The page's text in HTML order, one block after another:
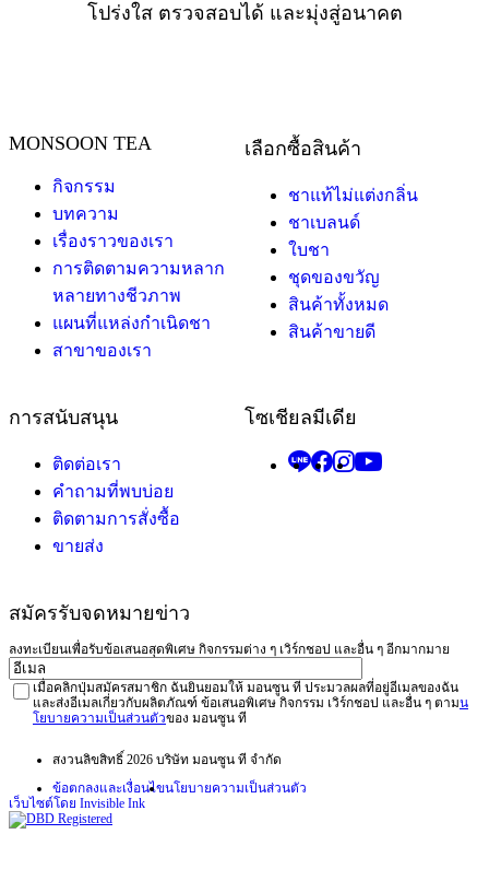
โปร่งใส ตรวจสอบได้ และมุ่งสู่อนาคต
MONSOON TEA
กิจกรรม
บทความ
เรื่องราวของเรา
การติดตามความหลาก
หลายทางชีวภาพ
แผนที่แหล่งกำเนิดชา
สาขาของเรา
เลือกซื้อสินค้า
ชาแท้ไม่แต่งกลิ่น
ชาเบลนด์
ใบชา
ชุดของขวัญ
สินค้าทั้งหมด
สินค้าขายดี
การสนับสนุน
ติดต่อเรา
คำถามที่พบบ่อย
ติดตามการสั่งซื้อ
ขายส่ง
โซเชียลมีเดีย
สมัครรับจดหมายข่าว
ลงทะเบียนเพื่อรับข้อเสนอสุดพิเศษ กิจกรรมต่าง ๆ เวิร์กชอป และอื่น ๆ อีกมากมาย
อีเมล
Privacy
เมื่อคลิกปุ่มสมัครสมาชิก ฉันยินยอมให้ มอนซูน ที ประมวลผลที่อยู่อีเมลของฉัน
และส่งอีเมลเกี่ยวกับผลิตภัณฑ์ ข้อเสนอพิเศษ กิจกรรม เวิร์กชอป และอื่น ๆ ตามน
โยบายความเป็นส่วนตัวของ มอนซูน ที
สงวนลิขสิทธิ์ 2026 บริษัท มอนซูน ที จำกัด
ข้อตกลงและเงื่อนไขนโยบายความเป็นส่วนตัว
เว็บไซต์โดย Invisible Ink